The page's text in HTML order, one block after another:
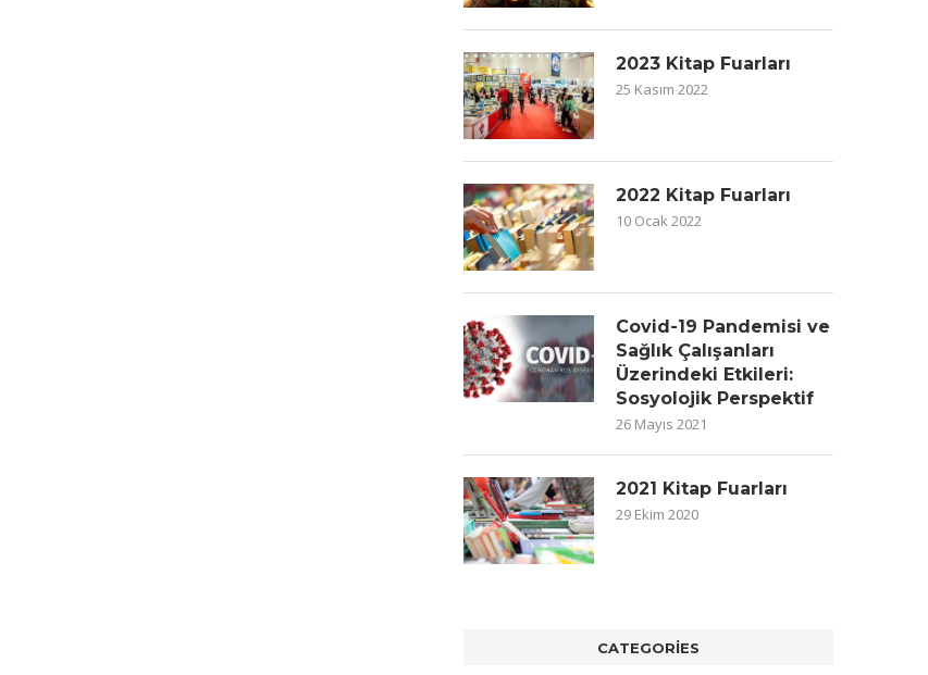
2023 Kitap Fuarları
25 Kasım 2022
2022 Kitap Fuarları
10 Ocak 2022
Covid-19 Pandemisi ve
Sağlık Çalışanları
Üzerindeki Etkileri:
Sosyolojik Perspektif
26 Mayıs 2021
2021 Kitap Fuarları
29 Ekim 2020
CATEGORIES